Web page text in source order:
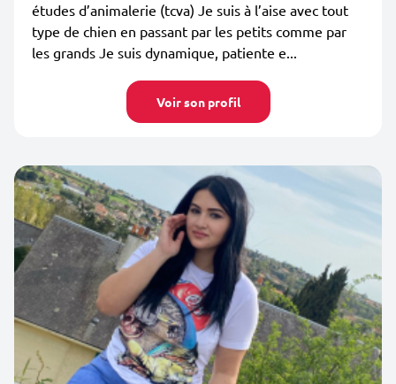
études d’animalerie (tcva) Je suis à l’aise avec tout
type de chien en passant par les petits comme par
les grands Je suis dynamique, patiente e...
Voir son profil